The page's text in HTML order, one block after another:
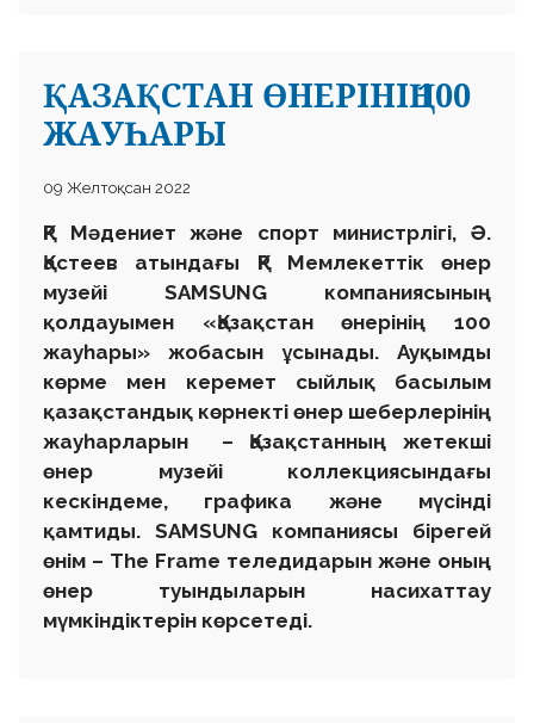
ҚАЗАҚСТАН ӨНЕРІНІҢ 100
ЖАУҺАРЫ
09 Желтоқсан 2022
ҚР Мәдениет және спорт министрлігі, Ә.
Қастеев атындағы ҚР Мемлекеттік өнер
музейі SAMSUNG компаниясының
қолдауымен «Қазақстан өнерінің 100
жауһары» жобасын ұсынады. Ауқымды
көрме мен керемет сыйлық басылым
қазақстандық көрнекті өнер шеберлерінің
жауһарларын – Қазақстанның жетекші
өнер музейі коллекциясындағы
кескіндеме, графика және мүсінді
қамтиды. SAMSUNG компаниясы бірегей
өнім – The Frame теледидарын және оның
өнер туындыларын насихаттау
мүмкіндіктерін көрсетеді.